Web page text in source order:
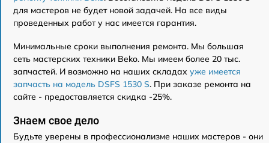
для мастеров не будет новой задачей. На все виды
проведенных работ у нас имеется гарантия.
Минимальные сроки выполнения ремонта. Мы большая
сеть мастерских техники Beko. Мы имеем более 20 тыс.
запчастей. И возможно на наших складах уже имеется
запчасть на модель DSFS 1530 S. При заказе ремонта на
сайте - предоставляется скидка -25%.
Знаем свое дело
Будьте уверены в профессионализме наших мастеров - они